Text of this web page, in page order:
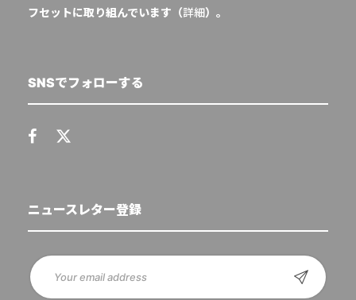
フセットに取り組んでいます（詳細）。
SNSでフォローする
ニュースレター登録